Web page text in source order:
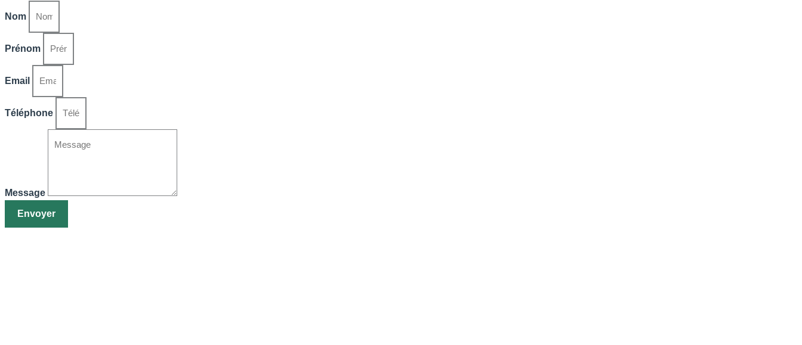
Nom
Prénom
Email
Téléphone
Message
Envoyer